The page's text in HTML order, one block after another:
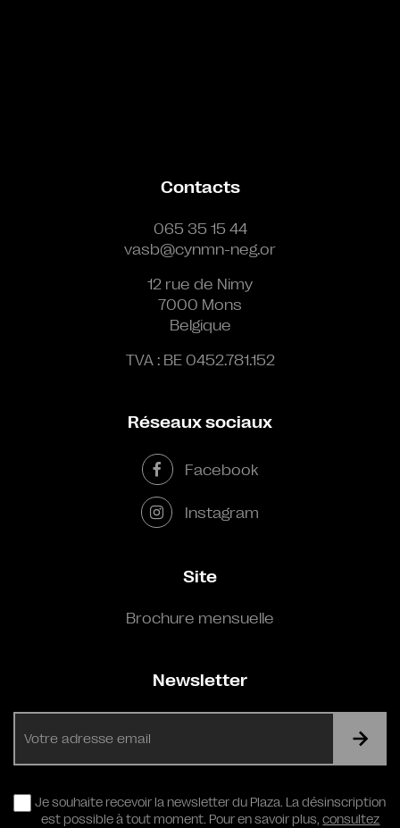
Contacts
065 35 15 44
vasb@cynmn-neg.or
12 rue de Nimy
7000 Mons
Belgique
TVA : BE 0452.781.152
Réseaux sociaux
Facebook
Instagram
Site
Brochure mensuelle
Newsletter
RGPD
Je souhaite recevoir la newsletter du Plaza. La désinscription
est possible à tout moment. Pour en savoir plus,consultez